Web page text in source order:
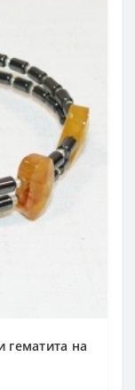
гематита на